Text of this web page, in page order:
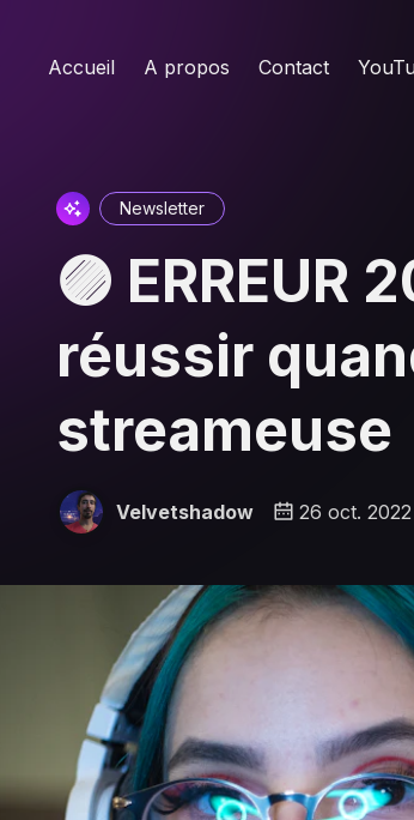
Accueil A propos Contact
Newsletter
🟣 ERREUR
réussir
streameuse
Velvetshadow 26 oct. 2022